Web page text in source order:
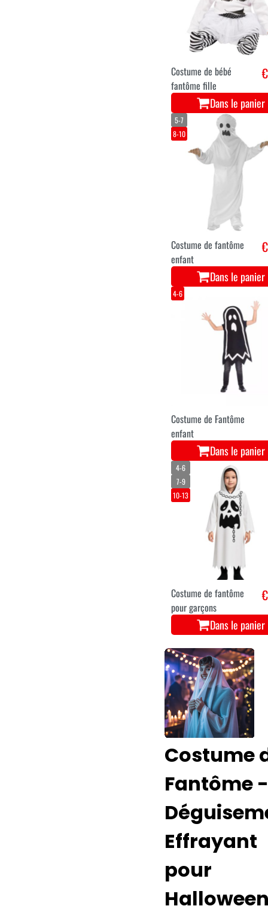
Costume de bébé
fantôme fille
Dans le panier
5-7
8-10
Costume de fantôme
enfant
Dans le panier
4-6
Costume de Fantôme
enfant
Dans le panier
4-6
7-9
10-13
Costume de fantôme
pour garçons
Dans le panier
Costume
Fantôme -
Effrayant
pour